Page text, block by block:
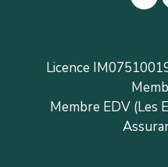
Licence
Membre EDV (Les